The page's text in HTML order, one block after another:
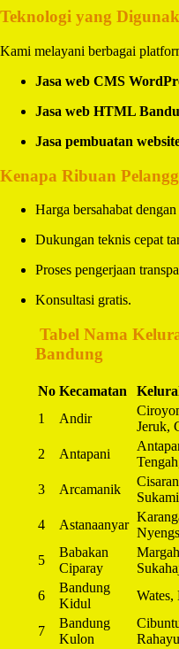
Teknologi yang
Kami melayani berbagai
Jasa web CMS
Jasa web HTML
Jasa pembuatan
Kenapa Ribuan
Harga bersahabat
Dukungan teknis cepat
Proses pengerjaan
Konsultasi gratis.
Tabel Nama
Bandung
No Kecamatan
1
Andir
Jeruk,
2
Antapani
3
Arcamanik
4
Astanaanyar
5
Babakan
Ciparay
6
Bandung
Kidul
Wates,
7
Bandung
Kulon